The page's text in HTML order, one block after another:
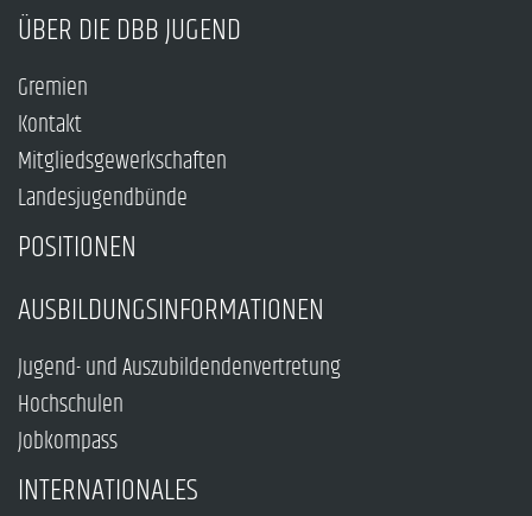
ÜBER DIE DBB JUGEND
Gremien
Kontakt
Mitgliedsgewerkschaften
Landesjugendbünde
POSITIONEN
AUSBILDUNGSINFORMATIONEN
Jugend- und Auszubildendenvertretung
Hochschulen
Jobkompass
INTERNATIONALES